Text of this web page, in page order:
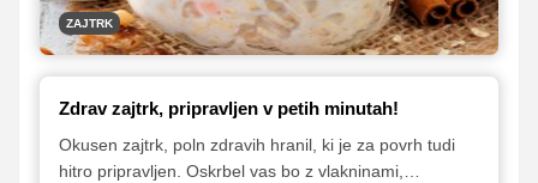
ZAJTRK
Zdrav zajtrk, pripravljen v petih minutah!
Okusen zajtrk, poln zdravih hranil, ki je za povrh tudi
hitro pripravljen. Oskrbel vas bo z vlakninami,